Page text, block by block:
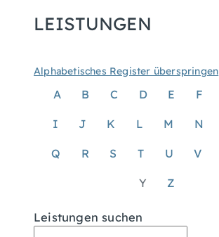
LEISTUNGEN
Alphabetisches Register überspringen
A B C D E F
I J K L M N
Q R S T U V
Y Z
Leistungen suchen